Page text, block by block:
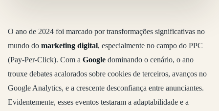
O ano de 2024 foi marcado por transformações significativas no
mundo do marketing digital, especialmente no campo do PPC
(Pay-Per-Click). Com a Google dominando o cenário, o ano
trouxe debates acalorados sobre cookies de terceiros, avanços no
Google Analytics, e a crescente desconfiança entre anunciantes.
Evidentemente, esses eventos testaram a adaptabilidade e a